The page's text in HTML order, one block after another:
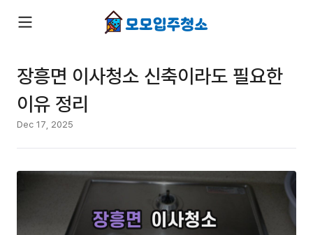
장흥면 이사청소 신축이라도 필요한
이유 정리
Dec 17, 2025